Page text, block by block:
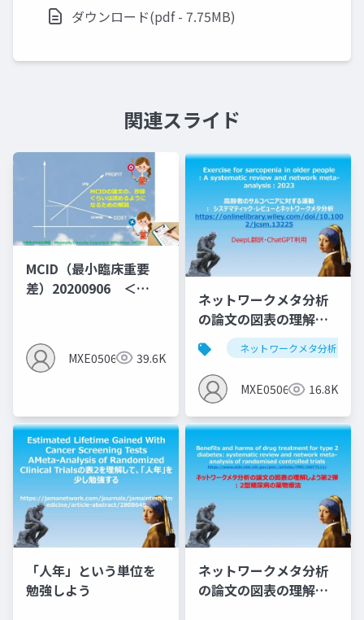
ダウンロード(pdf - 7.75MB)
関連スライド
MCID（最小臨床重要
差）20200906 ＜
明となっている＞
MXE05064 39.6K
ネットワークメタ分析
の論文の図表の理解し
よう第1弾：サルコペニ
アと運動のNMA
ネットワークメタ分析
MXE05064 16.8K
「人年」という単位を
勉強しよう
ネットワークメタ分析
の論文の図表の理解し